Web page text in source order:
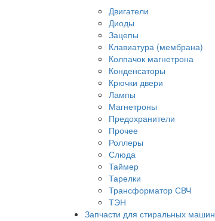
Двигатели
Диоды
Зацепы
Клавиатура (мембрана)
Колпачок магнетрона
Конденсаторы
Крючки двери
Лампы
Магнетроны
Предохранители
Прочее
Роллеры
Слюда
Таймер
Тарелки
Трансформатор СВЧ
ТЭН
Запчасти для стиральных машин